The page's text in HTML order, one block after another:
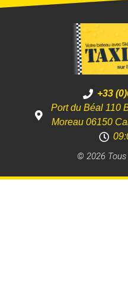
+33
Port du Béal 110
Moreau 06150
© 2026 Tous